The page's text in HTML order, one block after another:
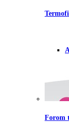
Forom